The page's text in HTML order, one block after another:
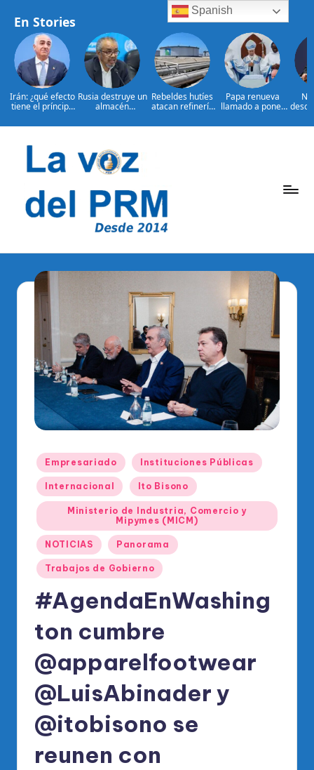
En Stories
Irán: ¿qué efecto
tiene el príncipe
Pahlavi?
Rusia destruye un
almacén
OMS en Ucrania
Rebeldes hutíes
atacan refinería
en Yemen
Papa renueva
llamado a poner
de Ucrania
contenido
ri
o
O
ci
al
el
M
Del
PRM
Publicado
en
Empresariado Instituciones Públicas
Internacional Ito Bisono
Ministerio de Industria, Comercio y
Mipymes (MICM)
NOTICIAS Panorama
Trabajos de Gobierno
#AgendaEnWashing
ton cumbre
@apparelfootwear
@LuisAbinader y
@itobisono se
reunen con
Spanish